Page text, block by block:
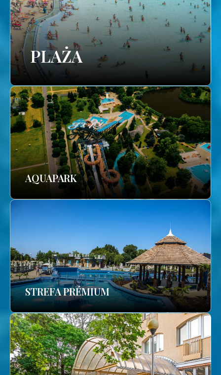
PLAŻA
AQUAPARK
STREFA PRÉMIUM